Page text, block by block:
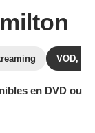
VOD,
en DVD ou